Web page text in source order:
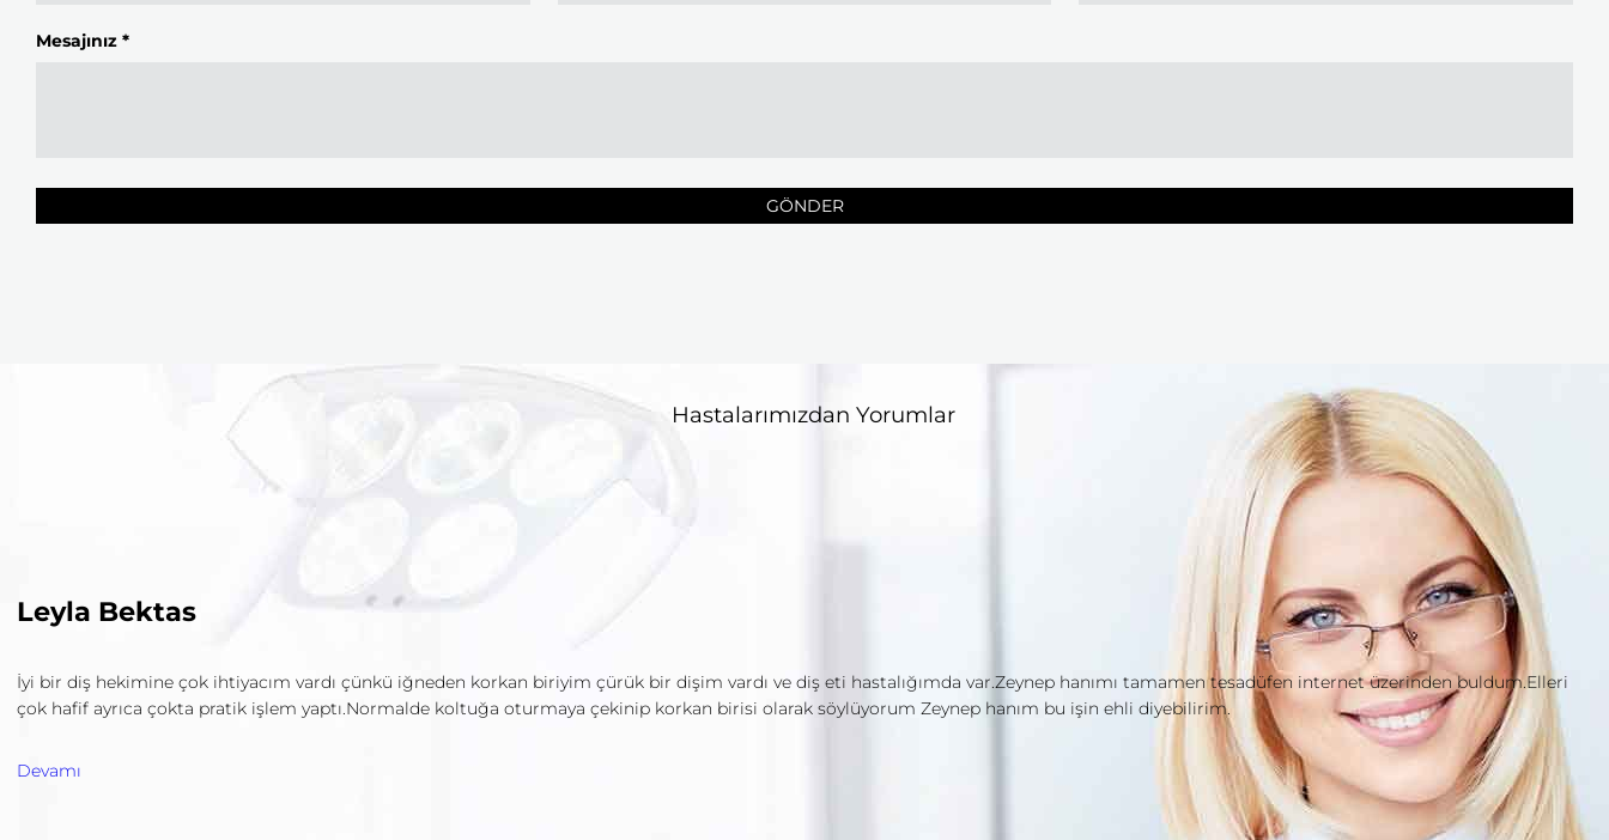
Mesajınız *
GÖNDER
Hastalarımızdan Yorumlar
Leyla Bektas
İyi bir diş hekimine çok ihtiyacım vardı çünkü iğneden korkan biriyim çürük bir dişim vardı ve diş eti hastalığımda var.Zeynep hanımı tamamen tesadüfen internet üzerinden buldum.Elleri
çok hafif ayrıca çokta pratik işlem yaptı.Normalde koltuğa oturmaya çekinip korkan birisi olarak söylüyorum Zeynep hanım bu işin ehli diyebilirim.
Devamı